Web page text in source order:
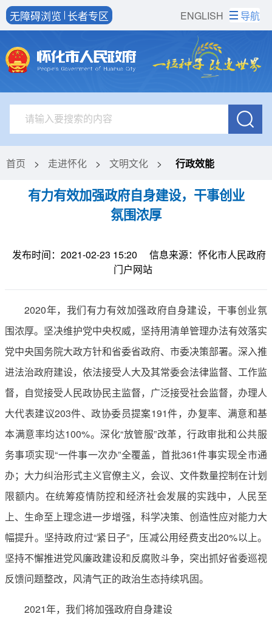
ENGLISH
无障碍浏览 长者专区 导航
首页 > 走进怀化 > 文明文化 > 行政效能
有力有效加强政府自身建设，干事创业
氛围浓厚
发布时间：2021-02-23 15:20
信息来源：怀化市人民政府
门户网站
2020年，我们有力有效加强政府自身建设，干事创业氛
围浓厚。坚决维护党中央权威，坚持用清单管理办法有效落实
党中央国务院大政方针和省委省政府、市委决策部署。深入推
进法治政府建设，依法接受人大及其常委会法律监督、工作监
督，自觉接受人民政协民主监督，广泛接受社会监督，办理人
大代表建议203件、政协委员提案191件，办复率、满意和基
本满意率均达100%。深化“放管服”改革，行政审批和公共服
务事项实现“一件事一次办”全覆盖，首批361件事实现全市通
办；大力纠治形式主义官僚主义，会议、文件数量控制在计划
限额内。在统筹疫情防控和经济社会发展的实践中，人民至
上、生命至上理念进一步增强，科学决策、创造性应对能力大
幅提升。坚持政府过“紧日子”，压减公用经费支出20%以上。
坚持不懈推进党风廉政建设和反腐败斗争，突出抓好省委巡视
反馈问题整改，风清气正的政治生态持续巩固。
2021年，我们将加强政府自身建设